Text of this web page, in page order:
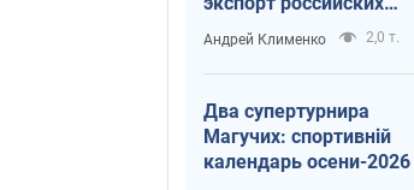
нефтепродуктов
Андрей Клименко 2,0 т.
Два супертурнира
Магучих: спортивній
календарь осени-2026